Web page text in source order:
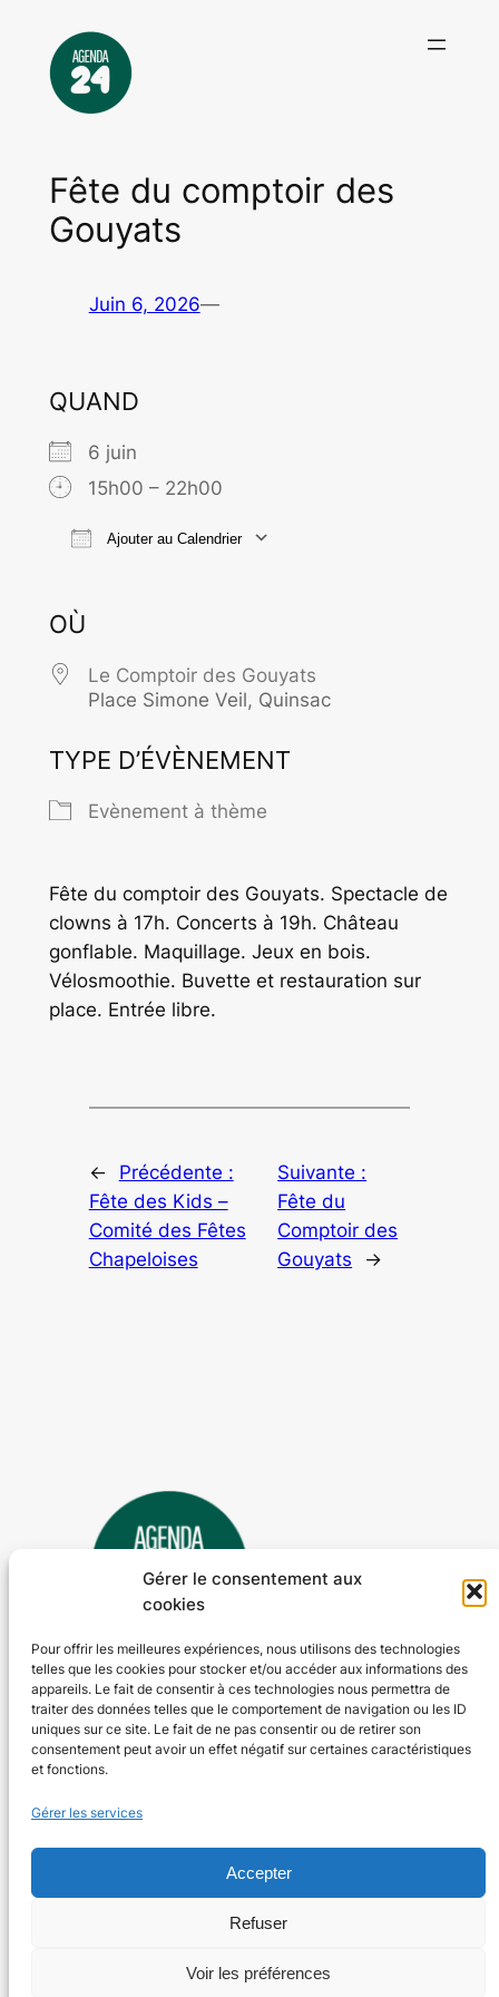
Gérer le consentement aux
cookies
Pour offrir les meilleures expériences, nous utilisons des technologies
telles que les cookies pour stocker et/ou accéder aux informations des
appareils. Le fait de consentir à ces technologies nous permettra de
traiter des données telles que le comportement de navigation ou les ID
uniques sur ce site. Le fait de ne pas consentir ou de retirer son
consentement peut avoir un effet négatif sur certaines caractéristiques
et fonctions.
Gérer les services
Accepter
Refuser
Voir les préférences
contenu
Fête du comptoir des
Gouyats
Juin 6, 2026—
QUAND
6 juin
15h00 – 22h00
Ajouter au Calendrier
OÙ
Le Comptoir des Gouyats
Place Simone Veil, Quinsac
TYPE D’ÉVÈNEMENT
Evènement à thème
Fête du comptoir des Gouyats. Spectacle de
clowns à 17h. Concerts à 19h. Château
gonflable. Maquillage. Jeux en bois.
Vélosmoothie. Buvette et restauration sur
place. Entrée libre.
←
Précédente :
Fête des Kids –
Comité des Fêtes
Chapeloises
Suivante :
Fête du
Comptoir des
Gouyats
→
Agenda 24
L'agenda des manifestations et activités en Dordogne
Tous les événements
Plus d’activités
S’abonner par mail
Nos valeurs
Mentions légales
WordPress